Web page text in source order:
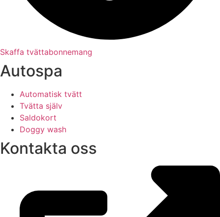
Skaffa tvättabonnemang
Autospa
Automatisk tvätt
Tvätta själv
Saldokort
Doggy wash
Kontakta oss